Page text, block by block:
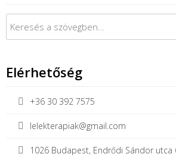
Keresés:
Elérhetőség
+36 30 392 7575
lelekterapiak@gmail.com
1026 Budapest, Endrődi Sándor utca